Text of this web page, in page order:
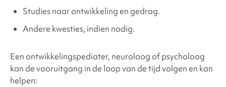
Studies naar ontwikkeling en gedrag.
Andere kwesties, indien nodig.
Een ontwikkelingspediater, neuroloog of psycholoog
kan de vooruitgang in de loop van de tijd volgen en kan
helpen: